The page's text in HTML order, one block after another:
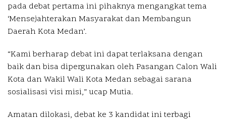
pada debat pertama ini pihaknya mengangkat tema
‘Mensejahterakan Masyarakat dan Membangun
Daerah Kota Medan’.
“Kami berharap debat ini dapat terlaksana dengan
baik dan bisa dipergunakan oleh Pasangan Calon Wali
Kota dan Wakil Wali Kota Medan sebagai sarana
sosialisasi visi misi,” ucap Mutia.
Amatan dilokasi, debat ke 3 kandidat ini terbagi